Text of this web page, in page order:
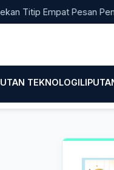
Empat Pesan Penting
TEKNOLOGI